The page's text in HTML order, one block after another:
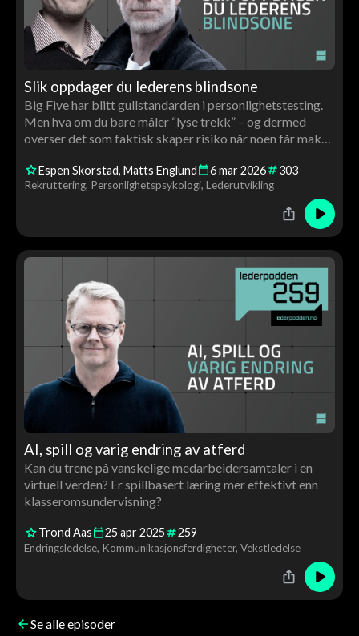
Slik oppdager du lederens blindsone
Big Five har blitt gullstandarden i personlighetstesting.
Men hva om du bare måler “lyse trekk” – og dermed
overser det som faktisk skaper risiko når noen får makt,
Espen Skorstad Matts Englund 6mar2026 303
Rekruttering Personlighetspsykologi Lederutvikling
AI, spill og varig endring av atferd
Kan du trene på vanskelige medarbeidersamtaler i en
virtuell verden? Er spillbasert læring mer effektivt enn
klasseromsundervisning?
Trond Aas 25 apr2025 259
Endringsledelse Kommunikasjonsferdigheter Vekstledelse
Se alle episoder